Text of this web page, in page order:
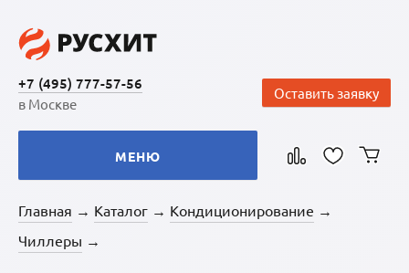
+7 (495) 777-57-56
в Москве
Оставить заявку
МЕНЮ
Главная → Каталог → Кондиционирование →
Чиллеры →